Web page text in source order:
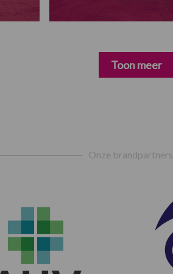
Toon meer
Onze brandpartners